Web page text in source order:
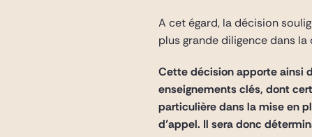
A cet égard, la décision
plus grande diligence dans
Cette décision apporte ainsi
enseignements clés, dont
particulière dans la mise en
d’appel. Il sera donc